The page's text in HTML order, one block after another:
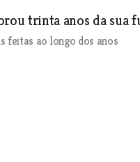
trinta anos da sua
feitas ao longo dos anos